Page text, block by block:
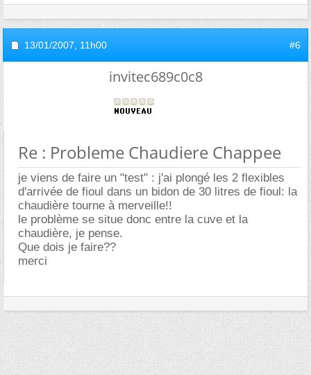
13/01/2007, 11h00 #6
invitec689c0c8
Re : Probleme Chaudiere Chappee
je viens de faire un "test" : j'ai plongé les 2 flexibles
d'arrivée de fioul dans un bidon de 30 litres de fioul: la
chaudière tourne à merveille!!
le problème se situe donc entre la cuve et la
chaudière, je pense.
Que dois je faire??
merci